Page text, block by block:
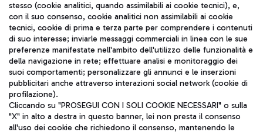
TRAVEL JOURNAL
ITA
stesso (cookie analitici, quando assimilabili ai cookie tecnici), e,
con il suo consenso, cookie analitici non assimilabili ai cookie
tecnici, cookie di prima e terza parte per comprendere i contenuti
di suo interesse; inviarle messaggi commerciali in linea con le sue
preferenze manifestate nell'ambito dell'utilizzo delle funzionalità e
della navigazione in rete; effettuare analisi e monitoraggio dei
suoi comportamenti; personalizzare gli annunci e le inserzioni
pubblicitari anche attraverso interazioni social network (cookie di
profilazione).
Cliccando su "PROSEGUI CON I SOLI COOKIE NECESSARI" o sulla
"X" in alto a destra in questo banner, lei non presta il consenso
all'uso dei cookie che richiedono il consenso, mantenendo le